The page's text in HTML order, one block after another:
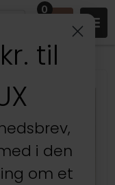
0
til
i den
om et